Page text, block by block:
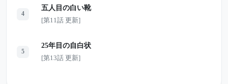
4
五人目の白い靴
[第11話 更新]
5
25年目の自白状
[第13話 更新]